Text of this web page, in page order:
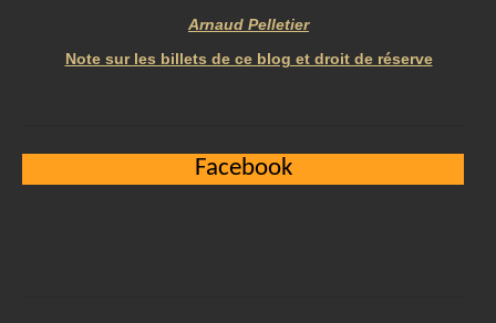
Arnaud Pelletier
Note sur les billets de ce blog et droit de réserve
Facebook